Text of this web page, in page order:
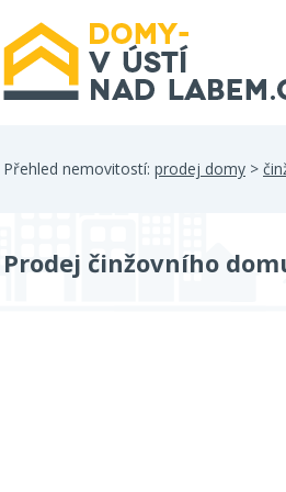
Přehled nemovitostí: prodej domy >
Prodej činžovního